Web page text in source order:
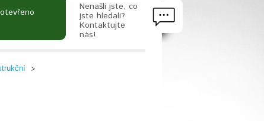
Nenašli jste, co
jste hledali?
Kontaktujte
nás!